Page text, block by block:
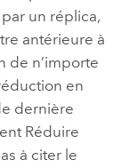
un réplica,
antérieure à
de n’importe
en
dernière
Réduire
à citer le